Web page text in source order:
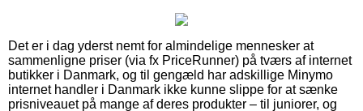
Det er i dag yderst nemt for almindelige mennesker at
sammenligne priser (via fx PriceRunner) på tværs af internet
butikker i Danmark, og til gengæld har adskillige Minymo
internet handler i Danmark ikke kunne slippe for at sænke
prisniveauet på mange af deres produkter – til juniorer, og